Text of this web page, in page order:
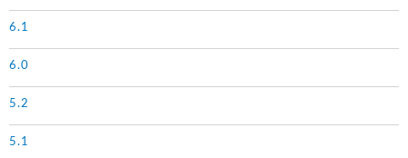
6.1
6.0
5.2
5.1